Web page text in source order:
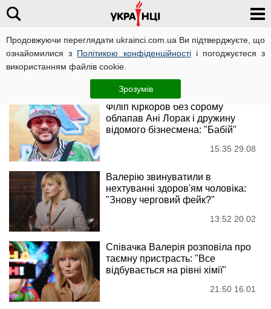
Продовжуючи переглядати ukrainci.com.ua Ви підтверджуєте, що
ознайомилися з Політикою конфіденційностіі погоджуєтеся з
використанням файлів cookie.
Зрозумів
Валерія
Філіп Кіркоров без сорому
облапав Ані Лорак і дружину
відомого бізнесмена: "Бабій"
15:35 29.08
Валерію звинуватили в
нехтуванні здоров'ям чоловіка:
"Знову черговий фейк?"
13:52 20.02
Співачка Валерія розповіла про
таємну пристрасть: "Все
відбувається на рівні хімії"
21:50 16.01